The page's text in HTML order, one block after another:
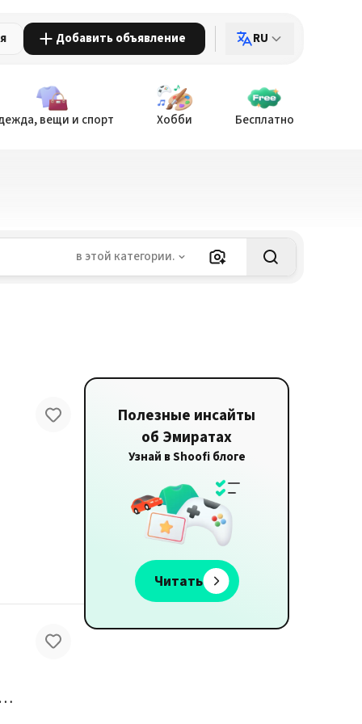
Добавить объявление RU
вещи и спорт Хобби Бесплатно
в этой категории.
школьной / рабочей формы в Абу-Даби
Полезные инсайты
об Эмиратах
Узнай в Shoofi блоге
Читать